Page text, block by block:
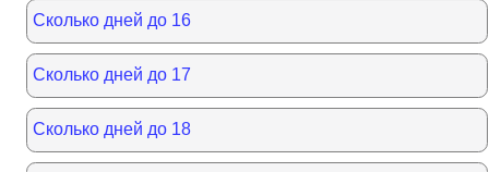
Сколько дней до 16
Сколько дней до 17
Сколько дней до 18